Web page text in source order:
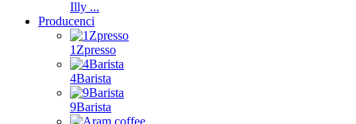
Illy ...
Producenci
1Zpresso
4Barista
9Barista